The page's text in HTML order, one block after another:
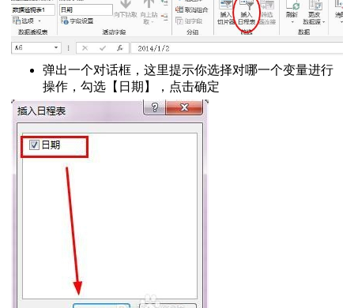
弹出一个对话框，这里提示你选择对哪一个变量进行
操作，勾选【日期】，点击确定